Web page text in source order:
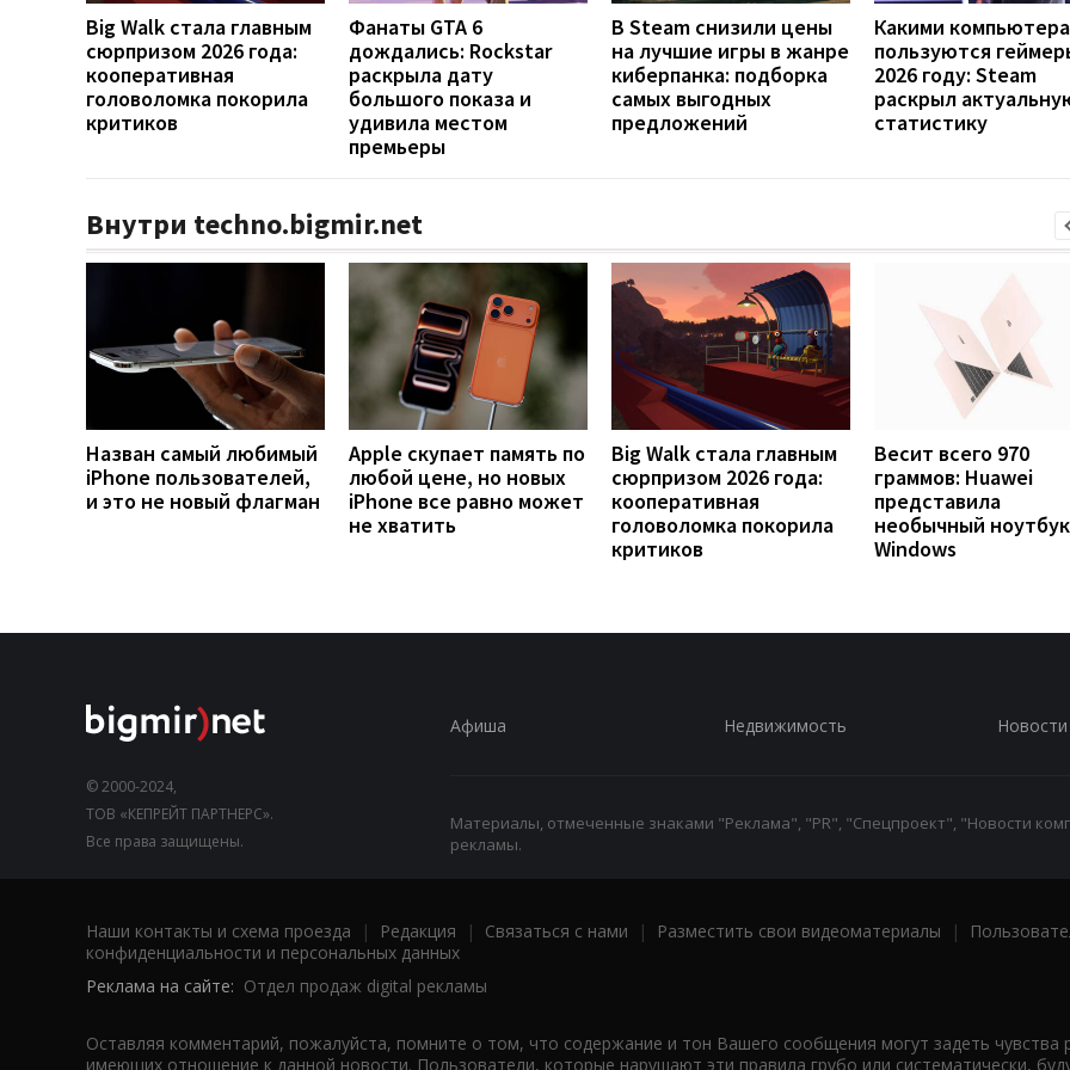
Big Walk стала главным
сюрпризом 2026 года:
кооперативная
головоломка покорила
критиков
Фанаты GTA 6
дождались: Rockstar
раскрыла дату
большого показа и
удивила местом
премьеры
В Steam снизили цены
на лучшие игры в жанре
киберпанка: подборка
самых выгодных
предложений
Какими
пользуются
2026 году: Steam
раскрыл
статистику
Внутри techno.bigmir.net
Назван самый любимый
iPhone пользователей,
и это не новый флагман
Apple скупает память по
любой цене, но новых
iPhone все равно может
не хватить
Big Walk стала главным
сюрпризом 2026 года:
кооперативная
головоломка покорила
критиков
Весит всего 970
граммов: Huawei
представила
необычный
Windows
© 2000-2024,
ТОВ «КЕПРЕЙТ ПАРТНЕРС».
Все права защищены.
Афиша Недвижимость Новости
Материалы, отмеченные знаками "Реклама", "PR", "Спецпроект", "Новости
рекламы.
Наши контакты и схема проезда | Редакция | Связаться с нами | Разместить свои видеоматериалы |
конфиденциальности и персональных данных
Реклама на сайте: Отдел продаж digital рекламы
Оставляя комментарий, пожалуйста, помните о том, что содержание и тон Вашего сообщения могут задеть чувства
имеющих отношение к данной новости. Пользователи, которые нарушают эти правила грубо или систематически,